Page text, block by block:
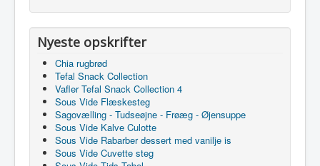
Nyeste opskrifter
Chia rugbrød
Tefal Snack Collection
Vafler Tefal Snack Collection 4
Sous Vide Flæskesteg
Sagovælling - Tudseøjne - Frøæg - Øjensuppe
Sous Vide Kalve Culotte
Sous Vide Rabarber dessert med vanilje is
Sous Vide Cuvette steg